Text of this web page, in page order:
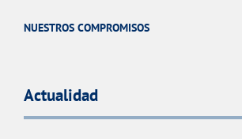
NUESTROS COMPROMISOS
Actualidad